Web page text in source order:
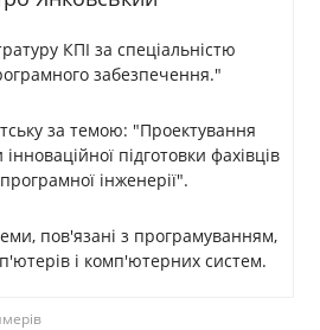
КПІ за спеціальністю
забезпечення."
за темою: "Проектування
підготовки фахівців
інженерії".
пов'язані з програмуванням,
і комп'ютерних систем.